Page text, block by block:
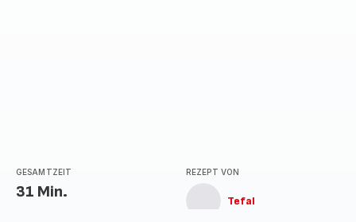
GESAMTZEIT
31 Min.
REZEPT VON
Tefal